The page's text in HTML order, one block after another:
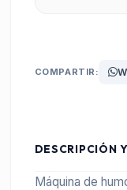
COMPARTIR:
DESCRIPCIÓN
Máquina de